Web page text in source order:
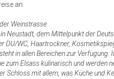
an.
Weinstrasse.
Neustadt, dem Mittelpunkt der
DU/WC, Haartrockner,
in allen Bereichen zur Verfügung.
zum Elsass kulinarisch und werden
Schloss mit allem, was Küche und